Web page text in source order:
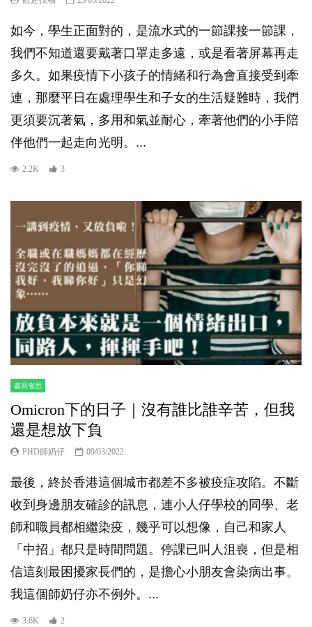
如今，學生正面對的，是流水式的一節課接一節課，
我們不知道還要戴著口罩走多遠，或是看著屏幕再走
多久。如果疫情下小孩子的情緒和行為會直接受到牽
連，那麼平日在處理學生和子女的生活疑難時，我們
更須要沉著氣，多用和氣並耐心，牽著他們的小手陪
伴他們一起走向光明。...
2.2K 3
書寫省思
Omicron下的日子｜沒有誰比誰辛苦，但我
還是想放下負
PHD師奶仔 09/03/2022
最後，終於香港這個城市都差不多被疫症攻陷。不斷
收到身邊朋友確診的訊息，連小人仔學校的同學、老
師和職員都相繼染疫，幾乎可以想像，自己和家人
「中招」都只是時間問題。停課已叫人沮喪，但是相
信這刻最困擾家長們的，是擔心小朋友會染病出事。
我這個師奶仔亦不例外。...
3.6K 2